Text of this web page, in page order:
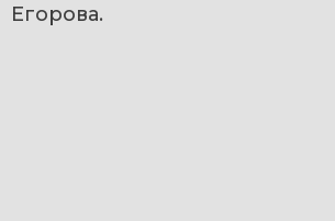
Егорова.